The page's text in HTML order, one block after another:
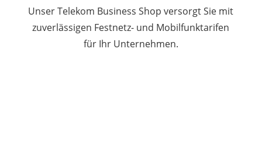
Unser Telekom Business Shop versorgt Sie mit
zuverlässigen Festnetz- und Mobilfunktarifen
für Ihr Unternehmen.